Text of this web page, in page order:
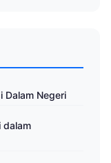
Dalam Negeri
dalam